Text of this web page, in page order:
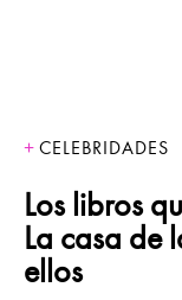
CELEBRIDADES
Los libros
La casa de
ellos